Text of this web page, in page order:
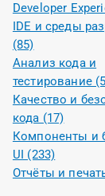
Developer
IDE и среды
(85)
Анализ кода и
тестирование
Качество и
кода (17)
Компоненты и
UI (233)
Отчёты и